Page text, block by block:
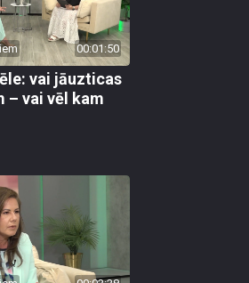
00:01:50
vai jāuzticas
– vai vēl kam